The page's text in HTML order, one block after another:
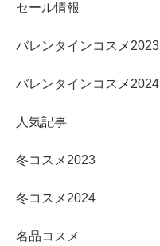
セール情報
バレンタインコスメ2023
バレンタインコスメ2024
人気記事
冬コスメ2023
冬コスメ2024
名品コスメ